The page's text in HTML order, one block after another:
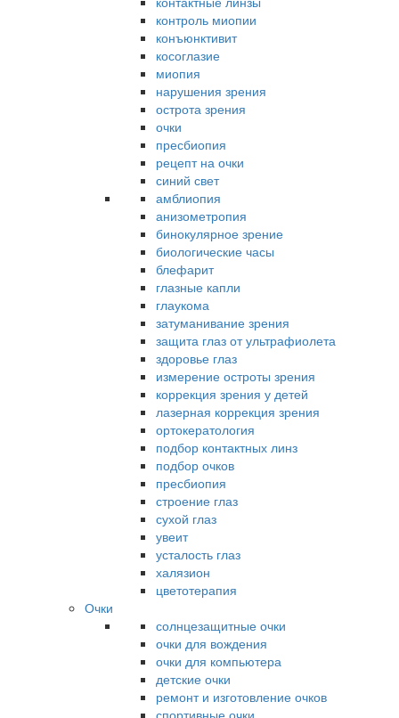
контроль миопии
конъюнктивит
косоглазие
миопия
нарушения зрения
острота зрения
очки
пресбиопия
рецепт на очки
синий свет
амблиопия
анизометропия
бинокулярное зрение
биологические часы
блефарит
глазные капли
глаукома
затуманивание зрения
защита глаз от ультрафиолета
здоровье глаз
измерение остроты зрения
коррекция зрения у детей
лазерная коррекция зрения
ортокератология
подбор контактных линз
подбор очков
пресбиопия
строение глаз
сухой глаз
увеит
усталость глаз
халязион
цветотерапия
Очки
солнцезащитные очки
очки для вождения
очки для компьютера
детские очки
ремонт и изготовление очков